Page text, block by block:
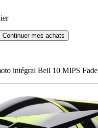
Continuer mes achats
intégral Bell 10 MIPS Fade